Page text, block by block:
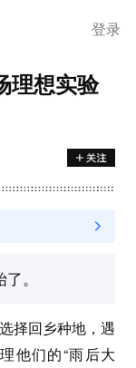
登录
理想实验
。
择回乡种地，遇
他们的“雨后大